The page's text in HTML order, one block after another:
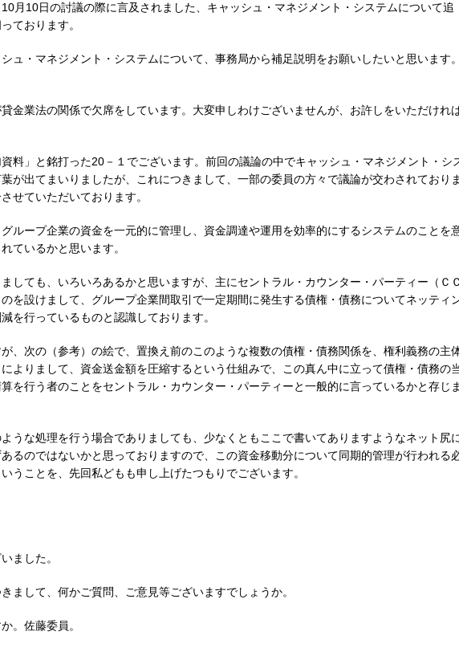
月10日の討議の際に言及されました、キャッシュ・マネジメント・システムについて追
ております。
ュ・マネジメント・システムについて、事務局から補足説明をお願いしたいと思います。
金業法の関係で欠席をしています。大変申しわけございませんが、お許しをいただけれ
料」と銘打った20－１でございます。前回の議論の中でキャッシュ・マネジメント・シ
が出てまいりましたが、これにつきまして、一部の委員の方々で議論が交わされておりま
せていただいております。
ループ企業の資金を一元的に管理し、資金調達や運用を効率的にするシステムのことを
ているかと思います。
しても、いろいろあるかと思いますが、主にセントラル・カウンター・パーティー（ＣＣ
を設けまして、グループ企業間取引で一定期間に発生する債権・債務についてネッティ
を行っているものと認識しております。
、次の（参考）の絵で、置換え前のこのような複数の債権・債務関係を、権利義務の主
よりまして、資金送金額を圧縮するという仕組みで、この真ん中に立って債権・債務の
を行う者のことをセントラル・カウンター・パーティーと一般的に言っているかと存じま
うな処理を行う場合でありましても、少なくともここで書いてありますようなネット尻
るのではないかと思っておりますので、この資金移動分について同期的管理が行われる
うことを、先回私どもも申し上げたつもりでございます。
ました。
まして、何かご質問、ご意見等ございますでしょうか。
。佐藤委員。